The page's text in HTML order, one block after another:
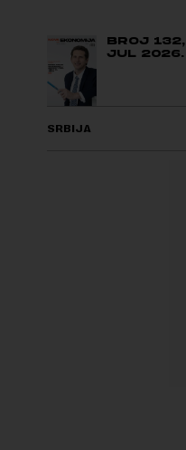
BROJ 132,
JUL 2026.
SRBIJA